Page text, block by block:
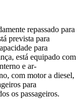
repassado para
prevista para
para
está equipado com
e ar-
com motor a diesel,
para
os passageiros.